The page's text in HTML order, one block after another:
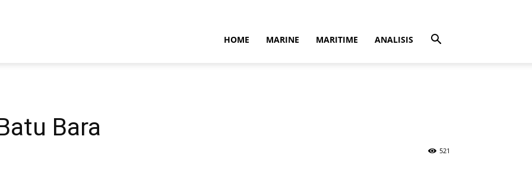
HOME MARINE MARITIME ANALISIS
Bara
521